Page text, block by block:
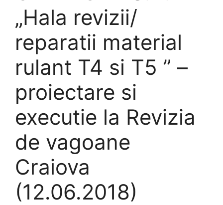
„Hala revizii/
reparatii material
rulant T4 si T5 ” –
proiectare si
executie la Revizia
de vagoane
Craiova
(12.06.2018)